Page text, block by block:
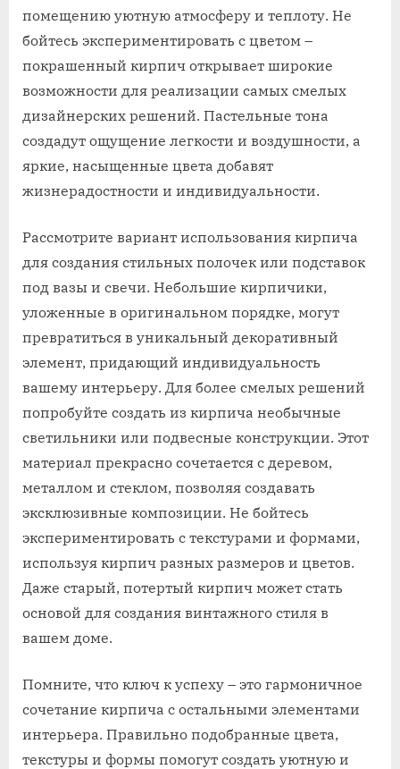
помещению уютную атмосферу и теплоту. Не
бойтесь экспериментировать с цветом –
покрашенный кирпич открывает широкие
возможности для реализации самых смелых
дизайнерских решений. Пастельные тона
создадут ощущение легкости и воздушности, а
яркие, насыщенные цвета добавят
жизнерадостности и индивидуальности.
Рассмотрите вариант использования кирпича
для создания стильных полочек или подставок
под вазы и свечи. Небольшие кирпичики,
уложенные в оригинальном порядке, могут
превратиться в уникальный декоративный
элемент, придающий индивидуальность
вашему интерьеру. Для более смелых решений
попробуйте создать из кирпича необычные
светильники или подвесные конструкции. Этот
материал прекрасно сочетается с деревом,
металлом и стеклом, позволяя создавать
эксклюзивные композиции. Не бойтесь
экспериментировать с текстурами и формами,
используя кирпич разных размеров и цветов.
Даже старый, потертый кирпич может стать
основой для создания винтажного стиля в
вашем доме.
Помните, что ключ к успеху – это гармоничное
сочетание кирпича с остальными элементами
интерьера. Правильно подобранные цвета,
текстуры и формы помогут создать уютную и